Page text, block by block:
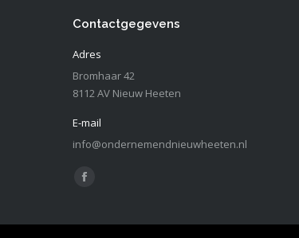
Contactgegevens
Adres
Bromhaar 42
8112 AV Nieuw Heeten
E-mail
info@ondernemendnieuwheeten.nl
Vind ons op:
Facebook
opens